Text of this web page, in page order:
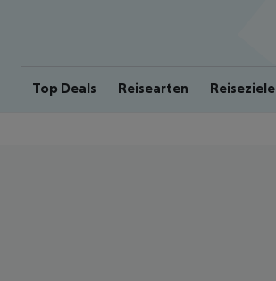
Top Deals Reisearten Reiseziele